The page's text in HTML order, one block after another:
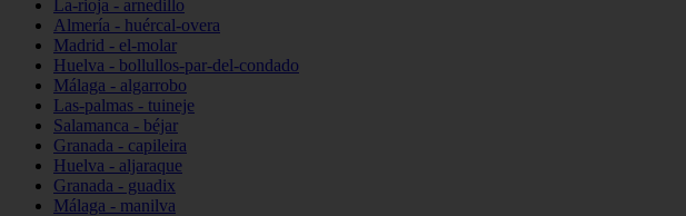
La-rioja - arnedillo
Almería - huércal-overa
Madrid - el-molar
Huelva - bollullos-par-del-condado
Málaga - algarrobo
Las-palmas - tuineje
Salamanca - béjar
Granada - capileira
Huelva - aljaraque
Granada - guadix
Málaga - manilva